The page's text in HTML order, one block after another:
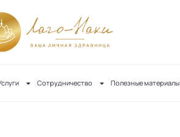
Сотрудничество Полезные материалы